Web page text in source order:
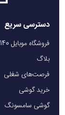
دسترسی سریع
فروشگاه موبایل 140
بلاگ
فرصت‌های شغلی
خرید گوشی
گوشی سامسونگ